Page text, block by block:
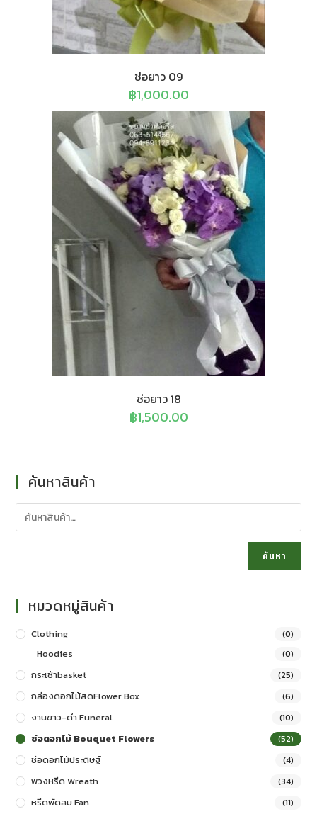
ช่อยาว 09
฿1,000.00
ช่อยาว 18
฿1,500.00
ค้นหาสินค้า
ค้นหา
หมวดหมู่สินค้า
Clothing (0)
Hoodies (0)
กระเช้าbasket (25)
กล่องดอกไม้สดFlower Box (6)
งานขาว-ดำ Funeral (10)
ช่อดอกไม้ Bouquet Flowers (52)
ช่อดอกไม้ประดิษฐ์ (4)
พวงหรีด Wreath (34)
หรีดพัดลม Fan (11)